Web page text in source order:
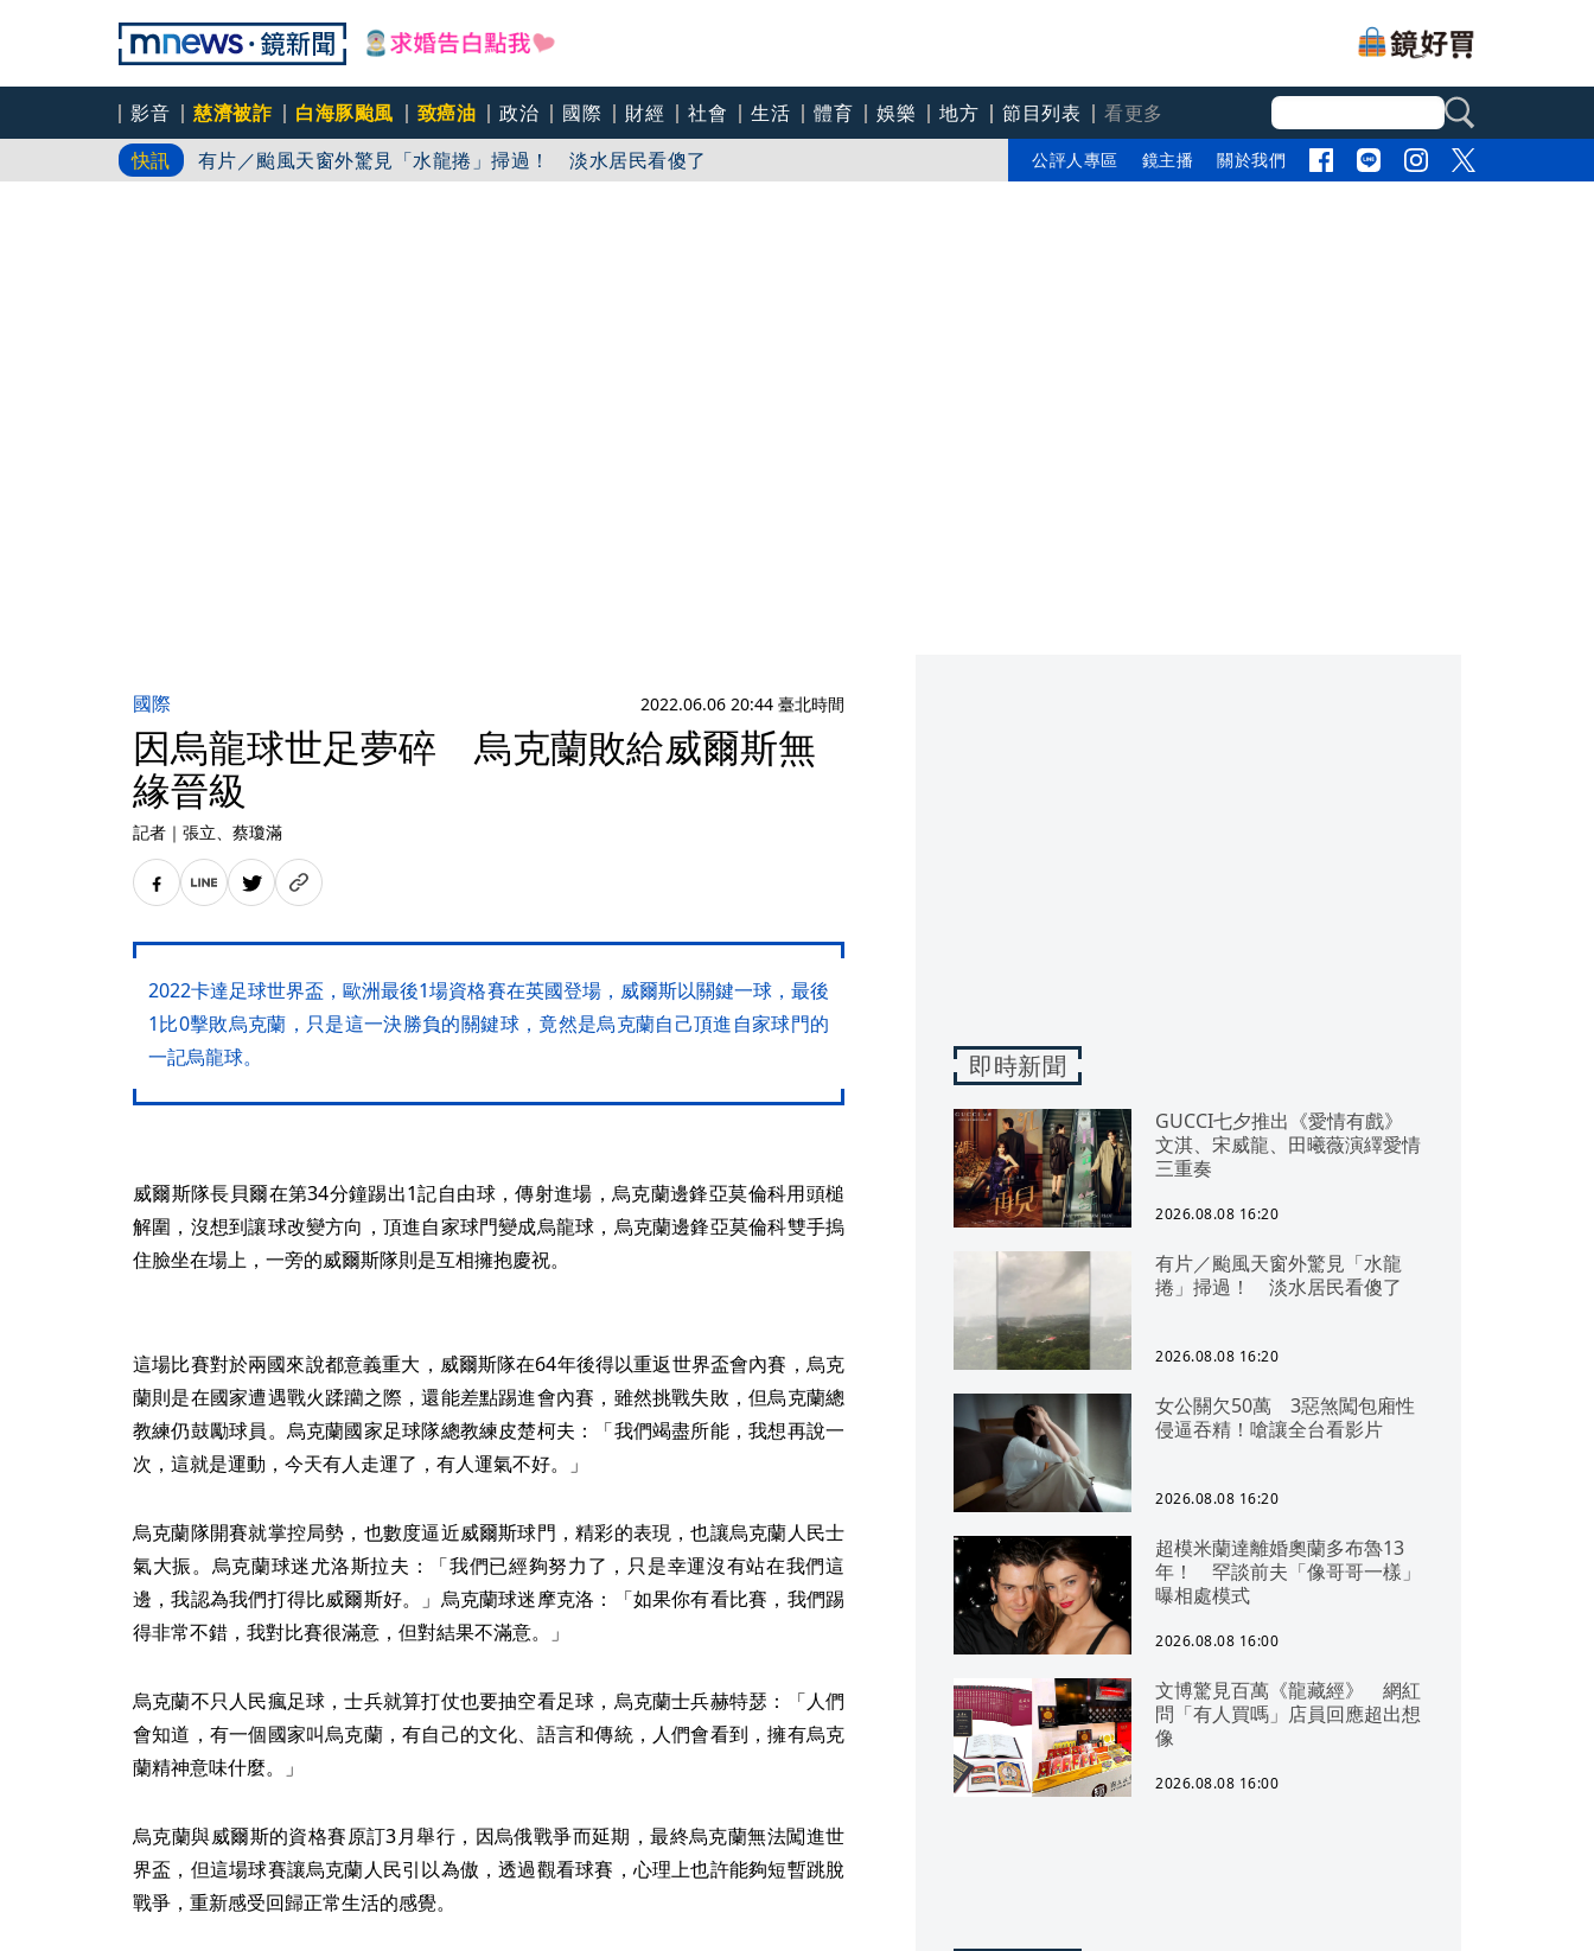
影音 慈濟被詐 白海豚颱風 致癌油 政治 國際 財經 社會 生活 體育 娛樂 地方 節目列表
看更多
快訊
GUCCI七夕推出《愛情有戲》 文淇、宋威龍、田曦薇演繹愛情三重奏
有片／颱風天窗外驚見「水龍捲」掃過！ 淡水居民看傻了
公評人專區 鏡主播 關於我們
國際 2022.06.06 20:44 臺北時間
因烏龍球世足夢碎 烏克蘭敗給威爾斯無
緣晉級
記者 ｜ 張立、蔡瓊滿
2022卡達足球世界盃，歐洲最後1場資格賽在英國登場，威爾斯以關鍵一球，最後
1比0擊敗烏克蘭，只是這一決勝負的關鍵球，竟然是烏克蘭自己頂進自家球門的
一記烏龍球。
威爾斯隊長貝爾在第34分鐘踢出1記自由球，傳射進場，烏克蘭邊鋒亞莫倫科用頭槌
解圍，沒想到讓球改變方向，頂進自家球門變成烏龍球，烏克蘭邊鋒亞莫倫科雙手摀
住臉坐在場上，一旁的威爾斯隊則是互相擁抱慶祝。
這場比賽對於兩國來說都意義重大，威爾斯隊在64年後得以重返世界盃會內賽，烏克
蘭則是在國家遭遇戰火蹂躪之際，還能差點踢進會內賽，雖然挑戰失敗，但烏克蘭總
教練仍鼓勵球員。烏克蘭國家足球隊總教練皮楚柯夫：「我們竭盡所能，我想再說一
次，這就是運動，今天有人走運了，有人運氣不好。」
烏克蘭隊開賽就掌控局勢，也數度逼近威爾斯球門，精彩的表現，也讓烏克蘭人民士
氣大振。烏克蘭球迷尤洛斯拉夫：「我們已經夠努力了，只是幸運沒有站在我們這
邊，我認為我們打得比威爾斯好。」烏克蘭球迷摩克洛：「如果你有看比賽，我們踢
得非常不錯，我對比賽很滿意，但對結果不滿意。」
烏克蘭不只人民瘋足球，士兵就算打仗也要抽空看足球，烏克蘭士兵赫特瑟：「人們
會知道，有一個國家叫烏克蘭，有自己的文化、語言和傳統，人們會看到，擁有烏克
蘭精神意味什麼。」
烏克蘭與威爾斯的資格賽原訂3月舉行，因烏俄戰爭而延期，最終烏克蘭無法闖進世
界盃，但這場球賽讓烏克蘭人民引以為傲，透過觀看球賽，心理上也許能夠短暫跳脫
戰爭，重新感受回歸正常生活的感覺。
即時新聞
GUCCI七夕推出《愛情有戲》
文淇、宋威龍、田曦薇演繹愛情
三重奏
2026.08.08 16:20
有片／颱風天窗外驚見「水龍
捲」掃過！ 淡水居民看傻了
2026.08.08 16:20
女公關欠50萬 3惡煞闖包廂性
侵逼吞精！嗆讓全台看影片
2026.08.08 16:20
超模米蘭達離婚奧蘭多布魯13
年！ 罕談前夫「像哥哥一樣」
曝相處模式
2026.08.08 16:00
文博驚見百萬《龍藏經》 網紅
問「有人買嗎」店員回應超出想
像
2026.08.08 16:00